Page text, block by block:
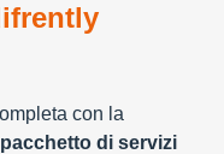
con la
di servizi